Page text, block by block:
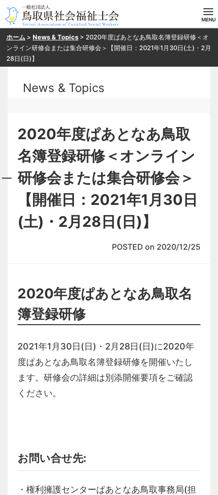
ホーム
当会の概要
目指す方へ
研修・SV申し込み
ホーム > News & Topics > 2020年度ぱあとなあ鳥取名簿登録研修＜オ
ンライン研修会または集合研修会＞【開催日：2021年1月30日(土)・2月
28日(日)】
News & Topics
2020年度ぱあとなあ鳥取
名簿登録研修＜オンライン
研修会または集合研修会＞
【開催日：2021年1月30日
(土)・2月28日(日)】
POSTED on 2020/12/25
2020年度ぱあとなあ鳥取名
簿登録研修
2021年1月30日(日)・2月28日(日)に2020年
度ぱあとなあ鳥取名簿登録研修を開催いたし
ます。研修会の詳細は別添開催要項をご確認
ください。
お問い合せ先:
・権利擁護センターぱあとなあ鳥取事務局(担